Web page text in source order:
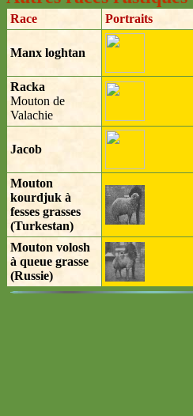
Race Portraits
Manx loghtan
Racka
Mouton de
Valachie
Jacob
Mouton
kourdjuk à
fesses grasses
(Turkestan)
Mouton volosh
à queue grasse
(Russie)